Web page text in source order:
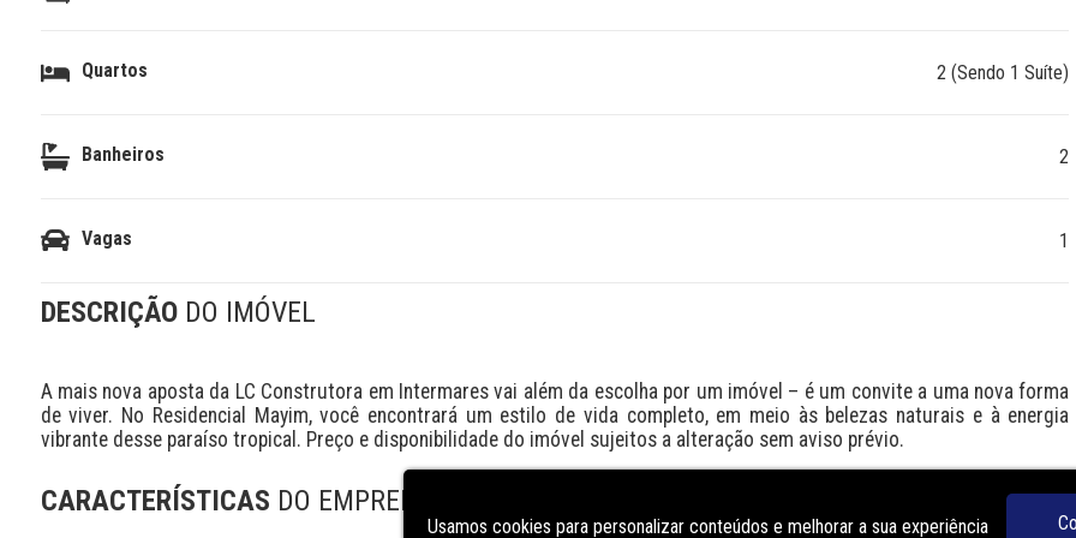
Quartos 2 (Sendo 1 Suíte)
Banheiros 2
Vagas 1
DESCRIÇÃO DO IMÓVEL
A mais nova aposta da LC Construtora em Intermares vai além da escolha por um imóvel – é um convite a uma nova forma
de viver. No Residencial Mayim, você encontrará um estilo de vida completo, em meio às belezas naturais e à energia
vibrante desse paraíso tropical. Preço e disponibilidade do imóvel sujeitos a alteração sem aviso prévio.
CARACTERÍSTICAS DO EMPREENDIMENTO
Usamos cookies para personalizar conteúdos e melhorar a sua experiência